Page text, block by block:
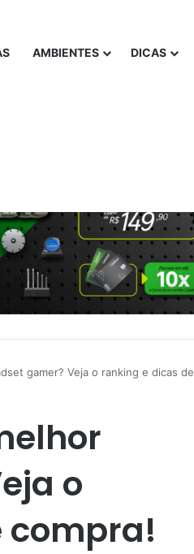
AMBIENTES DICAS
gamer? Veja o ranking e dicas de
o
compra!